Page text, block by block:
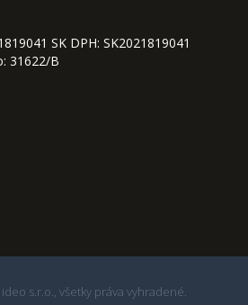
SK DPH: SK2021819041
31622/B
s.r.o., všetky práva vyhradené.